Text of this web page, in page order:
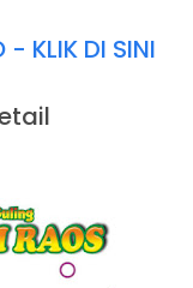
- KLIK DI SINI